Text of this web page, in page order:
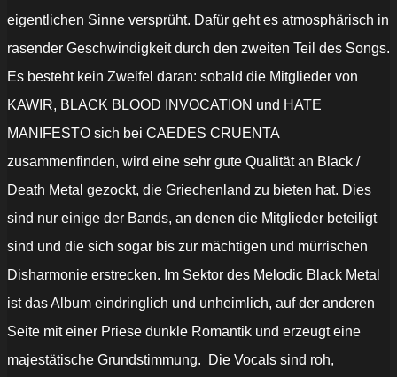
eigentlichen Sinne versprüht. Dafür geht es atmosphärisch in
rasender Geschwindigkeit durch den zweiten Teil des Songs.
Es besteht kein Zweifel daran: sobald die Mitglieder von
KAWIR, BLACK BLOOD INVOCATION und HATE
MANIFESTO sich bei CAEDES CRUENTA
zusammenfinden, wird eine sehr gute Qualität an Black /
Death Metal gezockt, die Griechenland zu bieten hat. Dies
sind nur einige der Bands, an denen die Mitglieder beteiligt
sind und die sich sogar bis zur mächtigen und mürrischen
Disharmonie erstrecken. Im Sektor des Melodic Black Metal
ist das Album eindringlich und unheimlich, auf der anderen
Seite mit einer Priese dunkle Romantik und erzeugt eine
majestätische Grundstimmung.
Die Vocals sind roh,